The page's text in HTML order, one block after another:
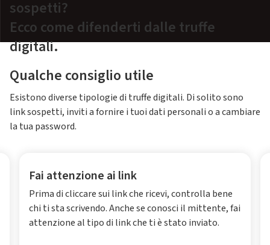
sospetti?
Ecco come difenderti dalle truffe
digitali.
Qualche consiglio utile
Esistono diverse tipologie di truffe digitali. Di solito sono
link sospetti, inviti a fornire i tuoi dati personali o a cambiare
la tua password.
Fai attenzione ai link
Prima di cliccare sui link che ricevi, controlla bene
chi ti sta scrivendo. Anche se conosci il mittente, fai
attenzione al tipo di link che ti è stato inviato.